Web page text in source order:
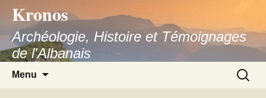
contenu
Kronos
Archéologie, Histoire et Témoignages
de l'Albanais
Menu